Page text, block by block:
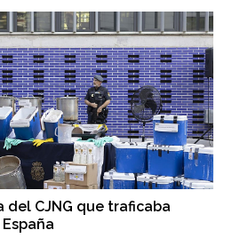
del CJNG que traficaba